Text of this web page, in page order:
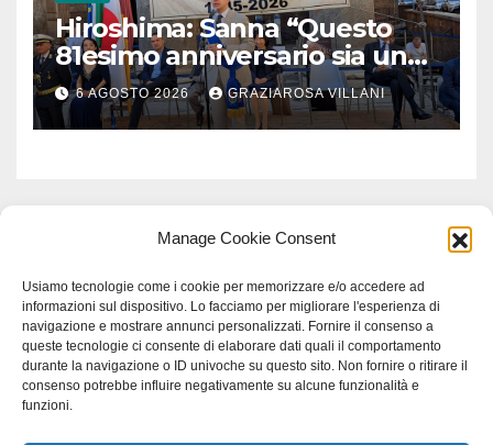
Manage Cookie Consent
Usiamo tecnologie come i cookie per memorizzare e/o accedere ad
informazioni sul dispositivo. Lo facciamo per migliorare l'esperienza di
navigazione e mostrare annunci personalizzati. Fornire il consenso a
queste tecnologie ci consente di elaborare dati quali il comportamento
durante la navigazione o ID univoche su questo sito. Non fornire o ritirare il
consenso potrebbe influire negativamente su alcune funzionalità e
funzioni.
Hiroshima: Sanna “Questo
81esimo anniversario sia un
monito per tutti”
6 AGOSTO 2026 GRAZIAROSA VILLANI